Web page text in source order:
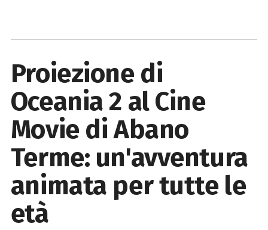
Proiezione di
Oceania 2 al Cine
Movie di Abano
Terme: un'avventura
animata per tutte le
età